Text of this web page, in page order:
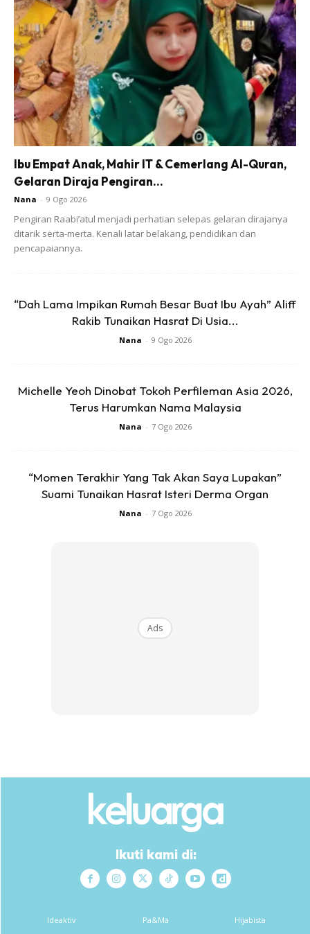
Ibu Empat Anak, Mahir IT & Cemerlang Al-Quran,
Gelaran Diraja Pengiran...
Nana - 9 Ogo 2026
Pengiran Raabi’atul menjadi perhatian selepas gelaran dirajanya
ditarik serta-merta. Kenali latar belakang, pendidikan dan
pencapaiannya.
“Dah Lama Impikan Rumah Besar Buat Ibu Ayah” Aliff
Rakib Tunaikan Hasrat Di Usia...
Nana - 9 Ogo 2026
Michelle Yeoh Dinobat Tokoh Perfileman Asia 2026,
Terus Harumkan Nama Malaysia
Nana - 7 Ogo 2026
“Momen Terakhir Yang Tak Akan Saya Lupakan”
Suami Tunaikan Hasrat Isteri Derma Organ
Nana - 7 Ogo 2026
Ads
Ikuti kami di:
Ideaktiv Pa&Ma Hijabista